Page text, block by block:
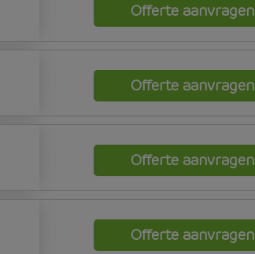
Offerte aanvragen
Offerte aanvragen
Offerte aanvragen
Offerte aanvragen